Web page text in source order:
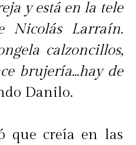
y está en la tele
Nicolás Larraín.
calzoncillos,
brujería...hay de
Danilo.
que creía en las